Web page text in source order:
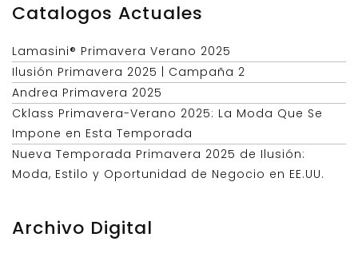
Catalogos Actuales
Lamasini® Primavera Verano 2025
Ilusión Primavera 2025 | Campaña 2
Andrea Primavera 2025
Cklass Primavera-Verano 2025: La Moda Que Se
Impone en Esta Temporada
Nueva Temporada Primavera 2025 de Ilusión:
Moda, Estilo y Oportunidad de Negocio en EE.UU.
Archivo Digital